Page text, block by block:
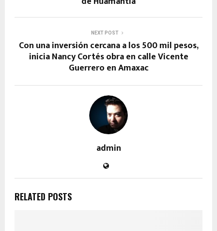
NEXT POST
Con una inversión cercana a los 500 mil pesos,
inicia Nancy Cortés obra en calle Vicente
Guerrero en Amaxac
admin
RELATED POSTS